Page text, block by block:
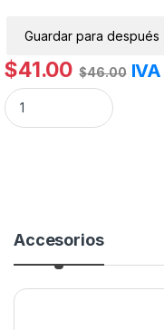
Guardar para después
$41.00 $46.00
Cable USB 2.0 A macho -
Accesorios